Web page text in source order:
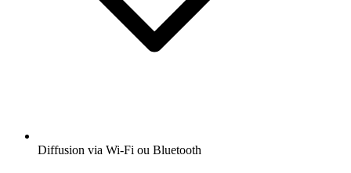
Diffusion via Wi-Fi ou Bluetooth